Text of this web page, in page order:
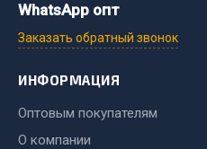
Двигатель
Мост задний
Система выпуска газа
Система охлаждения
Сцепление
WhatsApp опт
Заказать обратный звонок
ИНФОРМАЦИЯ
Оптовым покупателям
О компании